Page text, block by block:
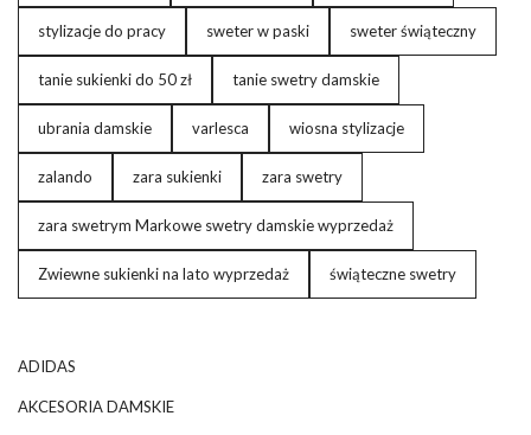
stylizacje do pracy sweter w paski sweter świąteczny
tanie sukienki do 50 zł tanie swetry damskie
ubrania damskie varlesca wiosna stylizacje
zalando zara sukienki zara swetry
zara swetrym Markowe swetry damskie wyprzedaż
Zwiewne sukienki na lato wyprzedaż świąteczne swetry
ADIDAS
AKCESORIA DAMSKIE